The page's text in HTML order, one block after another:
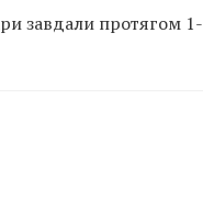
завдали протягом 1-